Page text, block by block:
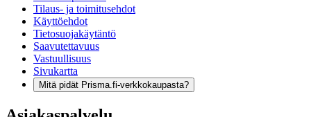
Tilaus- ja toimitusehdot
Käyttöehdot
Tietosuojakäytäntö
Saavutettavuus
Vastuullisuus
Sivukartta
Mitä pidät Prisma.fi-verkkokaupasta?